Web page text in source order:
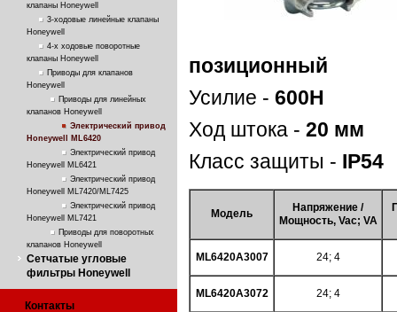
клапаны Honeywell
3-ходовые линейные клапаны
Honeywell
4-х ходовые поворотные
клапаны Honeywell
Приводы для клапанов
Honeywell
Приводы для линейных
клапанов Honeywell
Электрический привод
Honeywell ML6420
Электрический привод
Honeywell ML6421
Электрический привод
Honeywell ML7420/ML7425
Электрический привод
Honeywell ML7421
Приводы для поворотных
клапанов Honeywell
Сетчатые угловые
фильтры Honeywell
Контакты
позиционный
Усилие - 600Н
Ход штока - 20 мм
Класс защиты - IP54
Модель
Напряжение /
Мощность, Vac; VA
ML6420A3007 24; 4
ML6420A3072 24; 4